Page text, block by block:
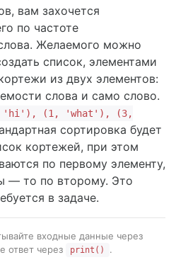
вам захочется
по частоте
Желаемого можно
список, элементами
из двух элементов:
слова и само слово.
'hi'), (1, 'what'), (3,
сортировка будет
кортежей, при этом
по первому элементу,
— то по второму. Это
в задаче.
входные данные через
ответ через print() .